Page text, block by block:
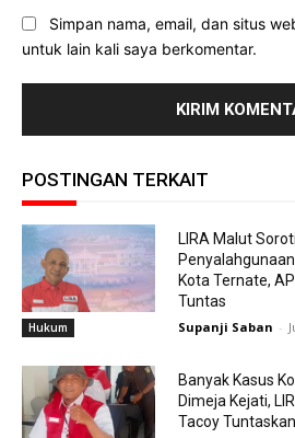
Simpan nama, email, dan situs
untuk lain kali saya berkomentar.
POSTINGAN TERKAIT
Hukum
LIRA Malut
Kota Ternate,
Tuntas
Supanji Saban -
Banyak Kasus
Dimeja Kejati,
Tacoy